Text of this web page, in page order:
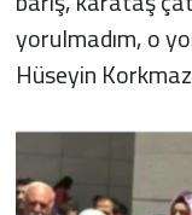
yorulmadım, o
Hüseyin